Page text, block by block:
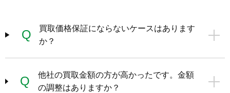
Q
買取価格保証にならないケースはあります
か？
Q
他社の買取金額の方が高かったです。金額
の調整はありますか？